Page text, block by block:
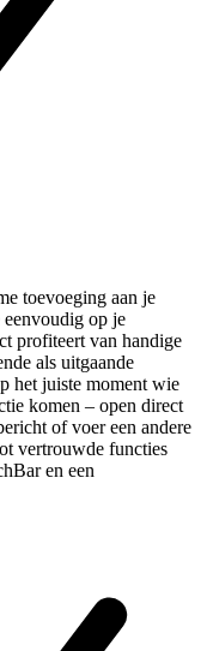
toevoeging aan je
op je
profiteert van handige
als uitgaande
het juiste moment wie
komen – open direct
of voer een andere
vertrouwde functies
en een